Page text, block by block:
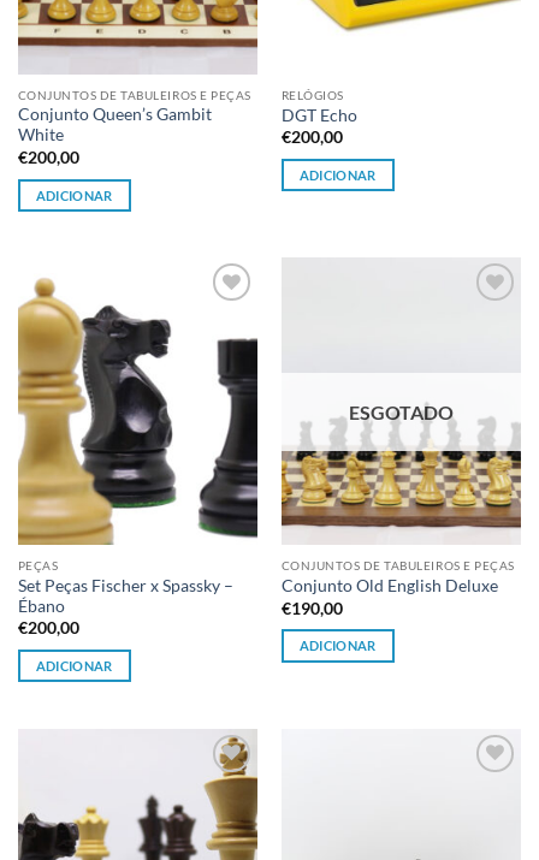
CONJUNTOS DE TABULEIROS E PEÇAS
Conjunto Queen’s Gambit
White
€200,00
ADICIONAR
RELÓGIOS
DGT Echo
€200,00
ADICIONAR
à lista de
PEÇAS
Set Peças Fischer x Spassky –
Ébano
€200,00
ADICIONAR
ESGOTADO
CONJUNTOS DE TABULEIROS E PEÇAS
Conjunto Old English Deluxe
€190,00
ADICIONAR
Adicionar
à lista de
desejos